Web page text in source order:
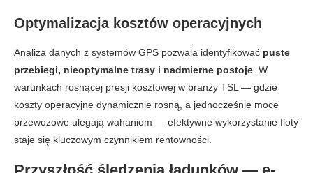
Optymalizacja kosztów operacyjnych
Analiza danych z systemów GPS pozwala identyfikować puste
przebiegi, nieoptymalne trasy i nadmierne postoje . W
warunkach rosnącej presji kosztowej w branży TSL — gdzie
koszty operacyjne dynamicznie rosną, a jednocześnie moce
przewozowe ulegają wahaniom — efektywne wykorzystanie floty
staje się kluczowym czynnikiem rentowności.